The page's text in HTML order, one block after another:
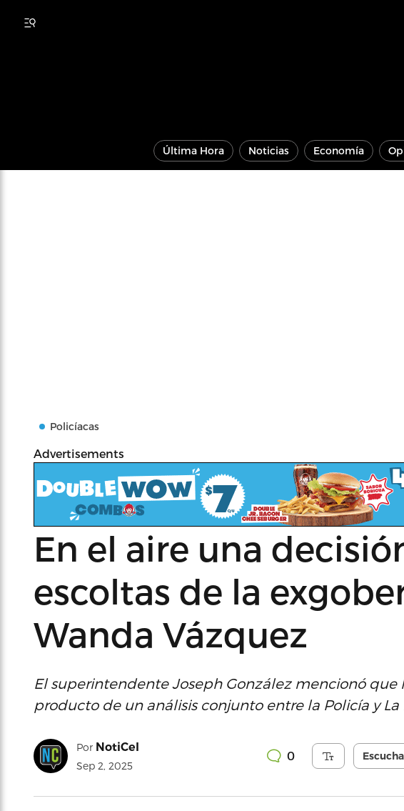
Última Hora Noticias Economía
Policíacas
Advertisements
En el aire una
escoltas de la
Wanda Vázquez
El superintendente Joseph González mencionó que
producto de un análisis conjunto entre la Policía y La
Por NotiCel
Sep 2, 2025
0